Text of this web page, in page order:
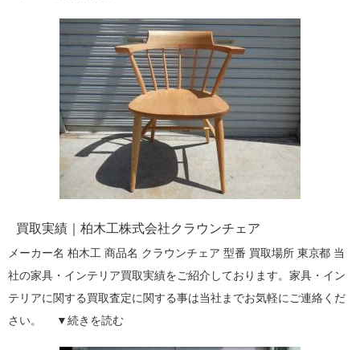
買取実績｜柏木工株式会社クラウンチェア
メーカー名 柏木工 商品名 クラウンチェア 型番 買取場所 東京都 当
社の家具・インテリア買取実績をご紹介しております。家具・イン
テリアに関する買取査定に関する事は当社までお気軽にご連絡くだ
さい。 ▼続きを読む